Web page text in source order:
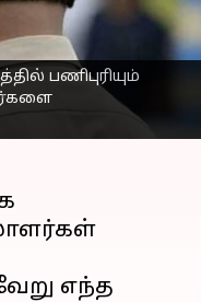
பணிபுரியும்
11:48 am
எந்த